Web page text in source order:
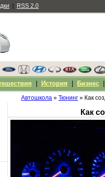
Автошкола » Тюнинг » Как
Как
RSS 2.0
История Бизнес